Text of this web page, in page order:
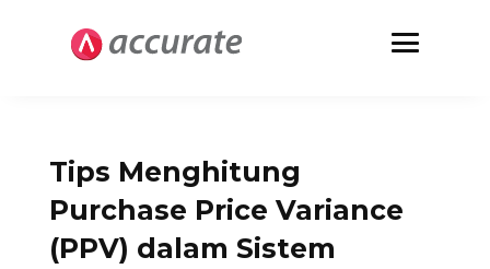
Tips Menghitung
Purchase Price Variance
(PPV) dalam Sistem